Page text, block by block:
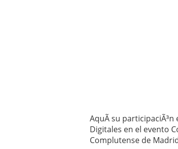
AquÃ­ su
Digitales en el evento
Complutense de